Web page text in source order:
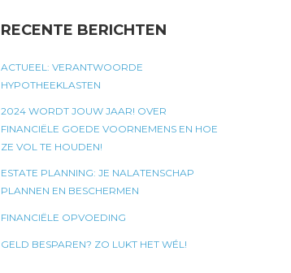
RECENTE BERICHTEN
ACTUEEL: VERANTWOORDE
HYPOTHEEKLASTEN
2024 WORDT JOUW JAAR! OVER
FINANCIËLE GOEDE VOORNEMENS EN HOE
ZE VOL TE HOUDEN!
ESTATE PLANNING: JE NALATENSCHAP
PLANNEN EN BESCHERMEN
FINANCIËLE OPVOEDING
GELD BESPAREN? ZO LUKT HET WÉL!